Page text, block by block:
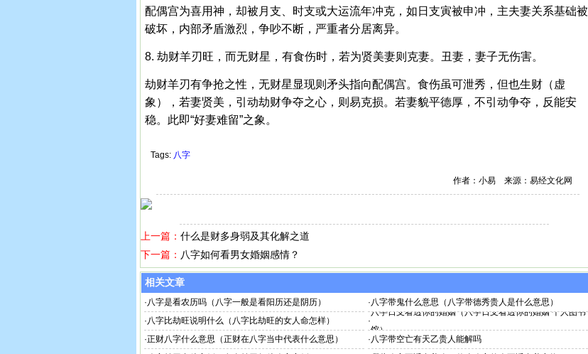
配偶宫为喜用神，却被月支、时支或大运流年冲克，如日支寅被申冲，主夫妻关系基础被
破坏，内部矛盾激烈，争吵不断，严重者分居离异。
8. 劫财羊刃旺，而无财星，有食伤时，若为贤美妻则克妻。丑妻，妻子无伤害。
劫财羊刃有争抢之性，无财星显现则矛头指向配偶宫。食伤虽可泄秀，但也生财（虚
象），若妻贤美，引动劫财争夺之心，则易克损。若妻貌平德厚，不引动争夺，反能安
稳。此即“好妻难留”之象。
Tags: 八字
作者：小易 来源：易经文化网
上一篇： 什么是财多身弱及其化解之道
下一篇： 八字如何看男女婚姻感情？
相关文章
·八字是看农历吗（八字一般是看阳历还是阴历） ·八字带鬼什么意思（八字带德秀贵人是什么意思）
·八字比劫旺说明什么（八字比劫旺的女人命怎样） ·
八字日支看透你的婚姻（八字日支看透你的婚姻 个人图书
馆）
·正财八字什么意思（正财在八字当中代表什么意思） ·八字带空亡有天乙贵人能解吗